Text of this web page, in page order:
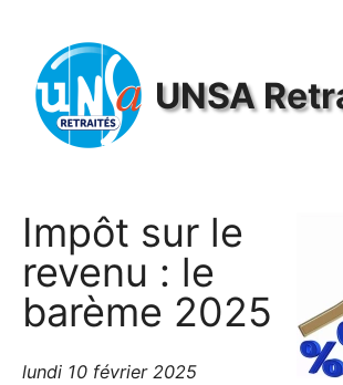
UNSA
Impôt sur le
revenu : le
barème 2025
lundi 10 février 2025